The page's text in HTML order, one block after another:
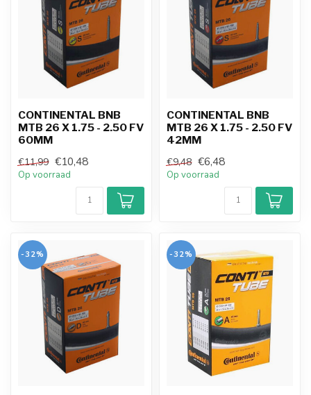
CONTINENTAL BNB
MTB 26 X 1.75 - 2.50 FV
60MM
€11,99 €10,48
Op voorraad
CONTINENTAL BNB
MTB 26 X 1.75 - 2.50 FV
42MM
€9,48 €6,48
Op voorraad
-32% -32%